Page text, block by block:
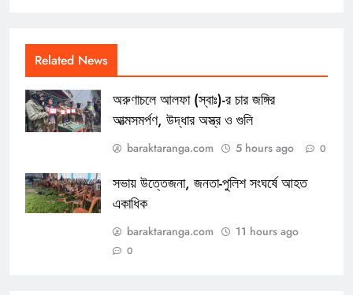
Related News
অরুণাচলে আলফা (স্বাঃ)-র চার জঙ্গির
আত্মসমর্পণ, উদ্ধার অস্ত্র ও গুলি
baraktaranga.com 5 hours ago 0
সভায় উত্তেজনা, জনতা-পুলিশ সংঘর্ষে আহত
একাধিক
baraktaranga.com 11 hours ago
0